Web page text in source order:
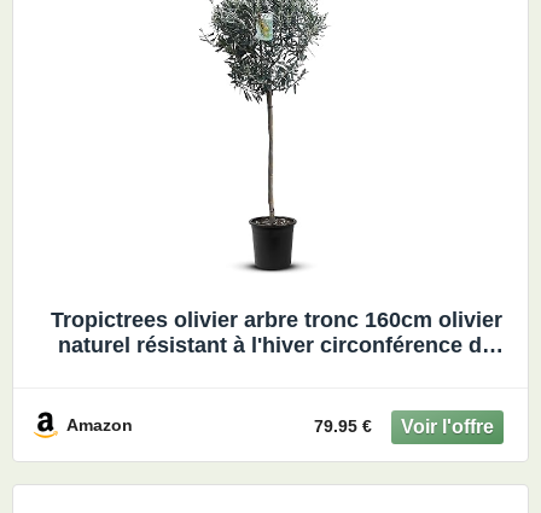
Tropictrees olivier arbre tronc 160cm olivier
naturel résistant à l'hiver circonférence du
Amazon 79.95 €